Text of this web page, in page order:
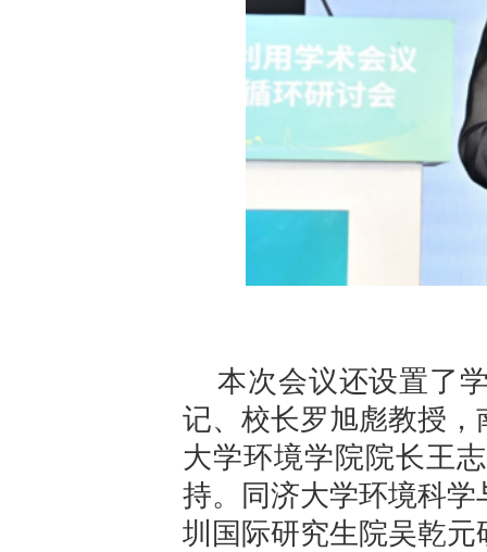
本次会议还设置了
记、校长罗旭彪教授
大学环境学院院长王
持。同济大学环境科
圳国际研究生院吴乾